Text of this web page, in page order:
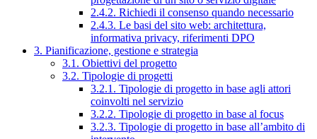
2.4.2. Richiedi il consenso quando necessario
2.4.3. Le basi del sito web: architettura,
informativa privacy, riferimenti DPO
3. Pianificazione, gestione e strategia
3.1. Obiettivi del progetto
3.2. Tipologie di progetti
3.2.1. Tipologie di progetto in base agli attori
coinvolti nel servizio
3.2.2. Tipologie di progetto in base al focus
3.2.3. Tipologie di progetto in base all’ambito di